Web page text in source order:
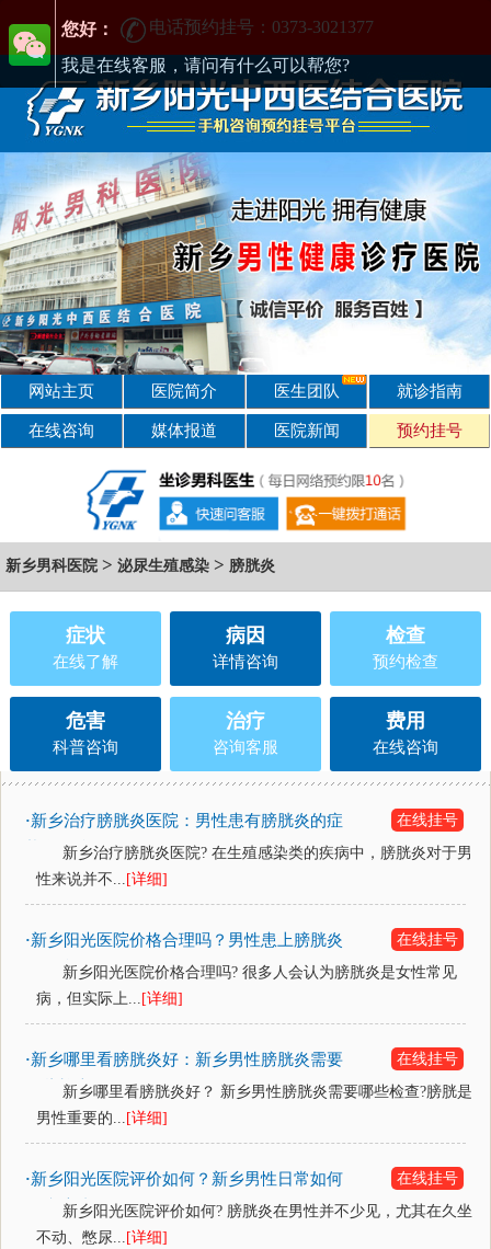
电话预约挂号：0373-3021377
在新乡哪家男科医院好?找正规医院-新乡阳光男科医院
网站主页 医院简介 医生团队 就诊指南
在线咨询 媒体报道 医院新闻 预约挂号
电话预约挂号：0373-3021377
新乡男科医院 > 泌尿生殖感染 > 膀胱炎
症状
在线了解
病因
详情咨询
检查
预约检查
危害
科普咨询
治疗
咨询客服
费用
在线咨询
·新乡治疗膀胱炎医院：男性患有膀胱炎的症
状有什么？
在线挂号
新乡治疗膀胱炎医院? 在生殖感染类的疾病中，膀胱炎对于男
性来说并不... [详细]
·新乡阳光医院价格合理吗？男性患上膀胱炎
是什么原因？
在线挂号
新乡阳光医院价格合理吗? 很多人会认为膀胱炎是女性常见
病，但实际上... [详细]
·新乡哪里看膀胱炎好：新乡男性膀胱炎需要
哪些检查？
在线挂号
新乡哪里看膀胱炎好？ 新乡男性膀胱炎需要哪些检查?膀胱是
男性重要的... [详细]
·新乡阳光医院评价如何？新乡男性日常如何
预防膀胱炎？
在线挂号
新乡阳光医院评价如何? 膀胱炎在男性并不少见，尤其在久坐
不动、憋尿... [详细]
您好：
我是在线客服，请问有什么可以帮您?